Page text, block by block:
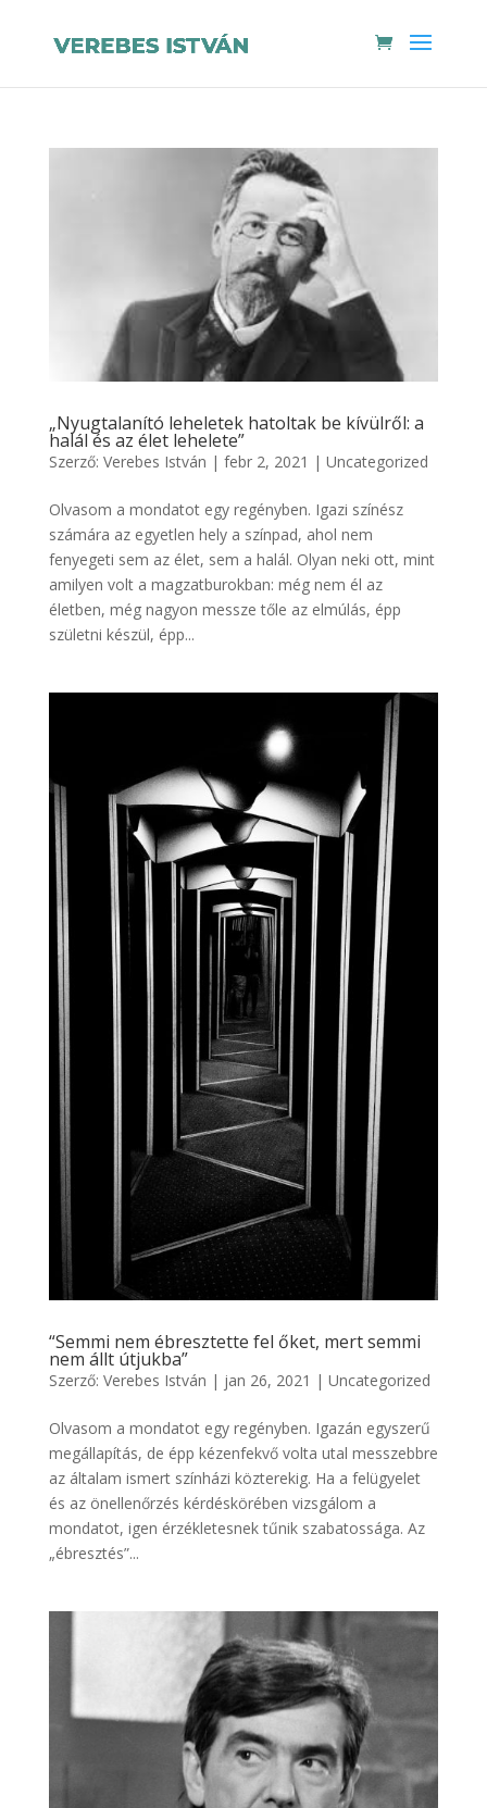
„Nyugtalanító leheletek hatoltak be kívülről: a
halál és az élet lehelete”
Szerző: Verebes István | febr 2, 2021 | Uncategorized
Olvasom a mondatot egy regényben. Igazi színész
számára az egyetlen hely a színpad, ahol nem
fenyegeti sem az élet, sem a halál. Olyan neki ott, mint
amilyen volt a magzatburokban: még nem él az
életben, még nagyon messze tőle az elmúlás, épp
születni készül, épp...
“Semmi nem ébresztette fel őket, mert semmi
nem állt útjukba”
Szerző: Verebes István | jan 26, 2021 | Uncategorized
Olvasom a mondatot egy regényben. Igazán egyszerű
megállapítás, de épp kézenfekvő volta utal messzebbre
az általam ismert színházi közterekig. Ha a felügyelet
és az önellenőrzés kérdéskörében vizsgálom a
mondatot, igen érzékletesnek tűnik szabatossága. Az
„ébresztés”...